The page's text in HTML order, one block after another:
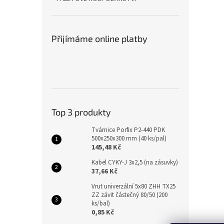
Přijímáme online platby
Top 3 produkty
Tvárnice Porfix P2-440 PDK
500x250x300 mm (40 ks/pal)
145,48 Kč
Kabel CYKY-J 3x2,5 (na zásuvky)
37,66 Kč
Vrut univerzální 5x80 ZHH TX25
ZZ závit částečný 80/50 (200
ks/bal)
0,85 Kč